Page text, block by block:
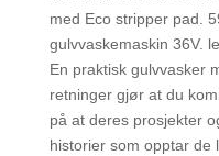
med Eco stripper pad.
gulvvaskemaskin 36V.
En praktisk gulvvasker
retninger gjør at du
på at deres prosjekter
historier som opptar de